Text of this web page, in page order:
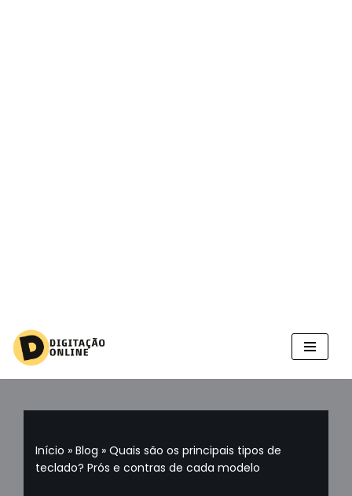
Pular
para
conteúdo
Início » Blog » Quais são os principais tipos de
teclado? Prós e contras de cada modelo